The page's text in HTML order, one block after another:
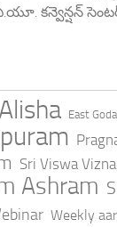
కన్వెన్షన్
East
Sri Viswa
Ashram
Weekly